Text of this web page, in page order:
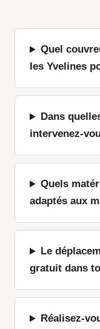
Quel
les Yvelines
Dans
intervenez-
Quels
adaptés aux
Le
gratuit dans
Réalisez-